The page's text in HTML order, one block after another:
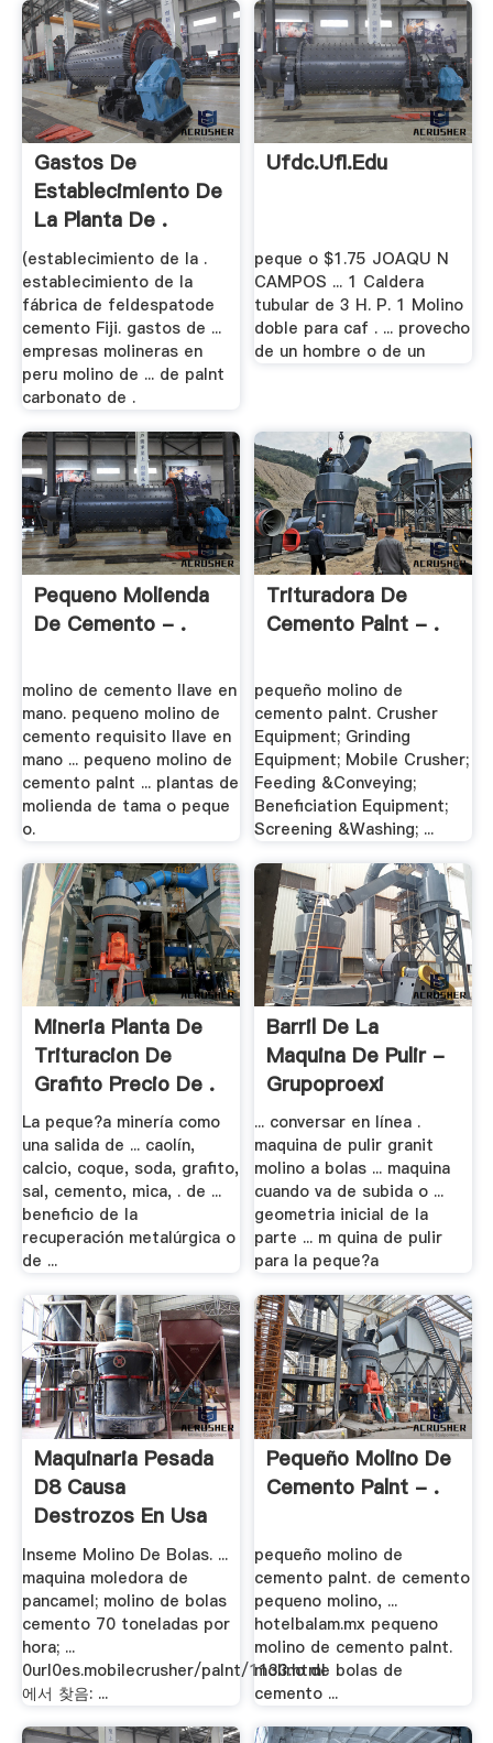
Gastos De
Establecimiento De
La Planta De .
(establecimiento de la .
establecimiento de la
fábrica de feldespatode
cemento Fiji. gastos de ...
empresas molineras en
peru molino de ... de palnt
carbonato de .
Ufdc.ufl.edu
peque o $1.75 JOAQU N
CAMPOS ... 1 Caldera
tubular de 3 H. P. 1 Molino
doble para caf . ... provecho
de un hombre o de un
Pequeno Molienda
De Cemento - .
molino de cemento llave en
mano. pequeno molino de
cemento requisito llave en
mano ... pequeno molino de
cemento palnt ... plantas de
molienda de tama o peque
o.
Trituradora De
Cemento Palnt - .
pequeño molino de
cemento palnt. Crusher
Equipment; Grinding
Equipment; Mobile Crusher;
Feeding &Conveying;
Beneficiation Equipment;
Screening &Washing; ...
Mineria Planta De
Trituracion De
Grafito Precio De .
La peque?a minería como
una salida de ... caolín,
calcio, coque, soda, grafito,
sal, cemento, mica, . de ...
beneficio de la
recuperación metalúrgica o
de ...
Barril De La
Maquina De Pulir -
Grupoproexi
... conversar en línea .
maquina de pulir granit
molino a bolas ... maquina
cuando va de subida o ...
geometria inicial de la
parte ... m quina de pulir
para la peque?a
Maquinaria Pesada
D8 Causa
Destrozos En Usa
Inseme Molino De Bolas. ...
maquina moledora de
pancamel; molino de bolas
cemento 70 toneladas por
hora; ...
0url0es.mobilecrusher/palnt/1133.html
에서 찾음: ...
Pequeño Molino De
Cemento Palnt - .
pequeño molino de
cemento palnt. de cemento
pequeno molino, ...
hotelbalam.mx pequeno
molino de cemento palnt.
molino de bolas de
cemento ...